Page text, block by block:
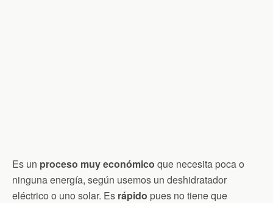
Es un proceso muy económico que necesita poca o
ninguna energía, según usemos un deshidratador
eléctrico o uno solar. Es rápido pues no tiene que